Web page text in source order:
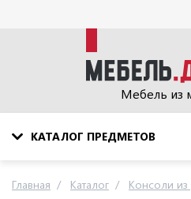
Мебель из
КАТАЛОГ ПРЕДМЕТОВ
Главная Каталог Консоли из